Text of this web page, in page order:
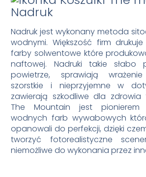
Nadruk
Nadruk jest wykonany metoda
wodnymi. Większość firm
farby solwentowe które
naftowej. Nadruki takie słabo
powietrze, sprawiają
szorstkie i nieprzyjemne w
zawierają szkodliwe dla zdrowia
The Mountain jest pionierem
wodnych farb wywabowych
opanowali do perfekcji, dzięki
tworzyć fotorealistyczne
niemożliwe do wykonania przez